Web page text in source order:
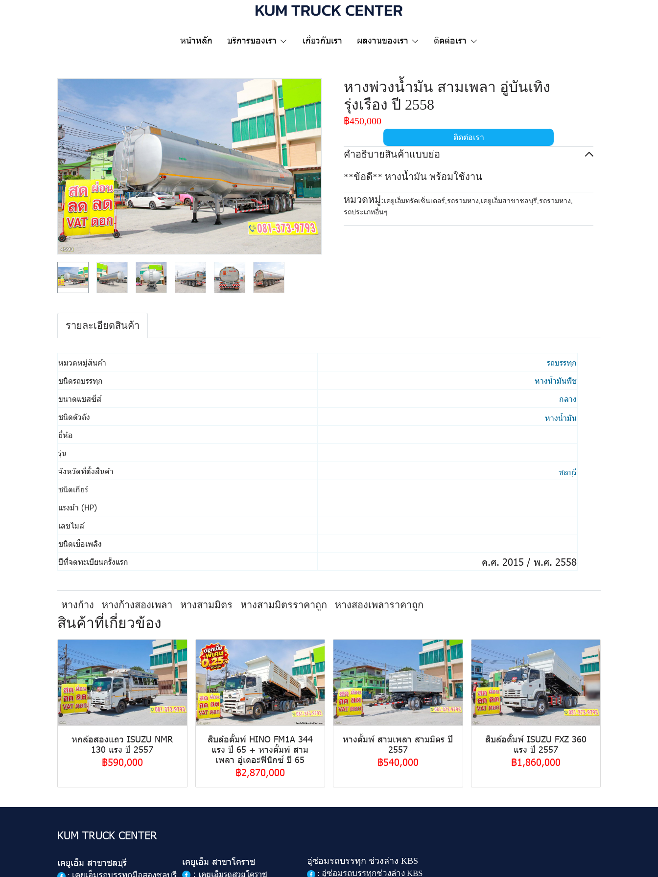
หน้าหลัก บริการของเรา เกี่ยวกับเรา ผลงานของเรา ติดต่อเรา
หางพ่วงน้ำมัน สามเพลา อู่บันเทิง
รุ่งเรือง ปี 2558
฿450,000
ติดต่อเรา
คำอธิบายสินค้าแบบย่อ
**ข้อดี** หางน้ำมัน พร้อมใช้งาน
หมวดหมู่: เคยูเอ็มทรัคเซ็นเตอร์ รถรวมหาง เคยูเอ็มสาขาชลบุรี รถรวมหาง
รถประเภทอื่นๆ
รายละเอียดสินค้า
หมวดหมู่สินค้า
รถบรรทุก
ชนิดรถบรรทุก
หางน้ำมันพืช
ขนาดแชสซีส์
กลาง
ชนิดตัวถัง
หางน้ำมัน
ยี่ห้อ
รุ่น
จังหวัดที่ตั้งสินค้า
ชลบุรี
ชนิดเกียร์
แรงม้า (HP)
เลขไมล์
ชนิดเชื้อเพลิง
ปีที่จดทะเบียนครั้งแรก
ค.ศ. 2015 / พ.ศ. 2558
หางก้าง หางก้างสองเพลา หางสามมิตร หางสามมิตรราคาถูก หางสองเพลาราคาถูก
สินค้าที่เกี่ยวข้อง
หกล้อสองแถว ISUZU NMR
130 แรง ปี 2557
฿590,000
สิบล้อดั้มพ์ HINO FM1A 344
แรง ปี 65 + หางดั้มพ์ สาม
เพลา อู่เดอะฟินิกซ์ ปี 65
฿2,870,000
หางดั้มพ์ สามเพลา สามมิตร ปี
2557
฿540,000
สิบล้อดั้มพ์ ISUZU FXZ 360
แรง ปี 2557
฿1,860,000
KUM TRUCK CENTER
เคยูเอ็ม สาขาชลบุรี เคยูเอ็ม สาขาโคราช
: เคยูเอ็มรถสวยโคราช
อู่ซ่อมรถบรรทุก ช่วงล่าง KBS
: อู่ซ่อมรถบรรทุกช่วงล่าง KBS